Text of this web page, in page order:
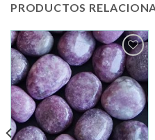
PRODUCTOS
Añadir
a la
lista de
deseos